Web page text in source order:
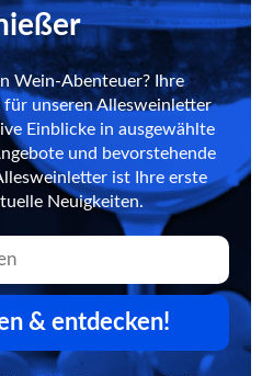
Wein-Abenteuer? Ihre
unseren Allesweinletter
Einblicke in ausgewählte
und bevorstehende
ist Ihre erste
Neuigkeiten.
& entdecken!